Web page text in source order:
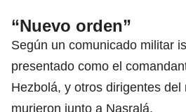
“Nuevo orden”
Según un comunicado militar
presentado como el
Hezbolá, y otros dirigentes del
murieron junto a Nasralá.